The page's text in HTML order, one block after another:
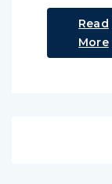
Read
More